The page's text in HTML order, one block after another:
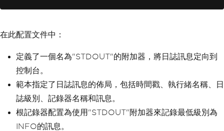
在此配置文件中：
定義了一個名為"STDOUT"的附加器，將日誌訊息定向到
控制台。
範本指定了日誌訊息的佈局，包括時間戳、執行緒名稱、日
誌級別、記錄器名稱和訊息。
根記錄器配置為使用"STDOUT"附加器來記錄最低級別為
INFO的訊息。